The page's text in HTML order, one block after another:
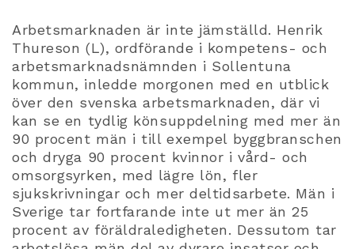
Arbetsmarknaden är inte jämställd. Henrik
Thureson (L), ordförande i kompetens- och
arbetsmarknadsnämnden i Sollentuna
kommun, inledde morgonen med en utblick
över den svenska arbetsmarknaden, där vi
kan se en tydlig könsuppdelning med mer än
90 procent män i till exempel byggbranschen
och dryga 90 procent kvinnor i vård- och
omsorgsyrken, med lägre lön, fler
sjukskrivningar och mer deltidsarbete. Män i
Sverige tar fortfarande inte ut mer än 25
procent av föräldraledigheten. Dessutom tar